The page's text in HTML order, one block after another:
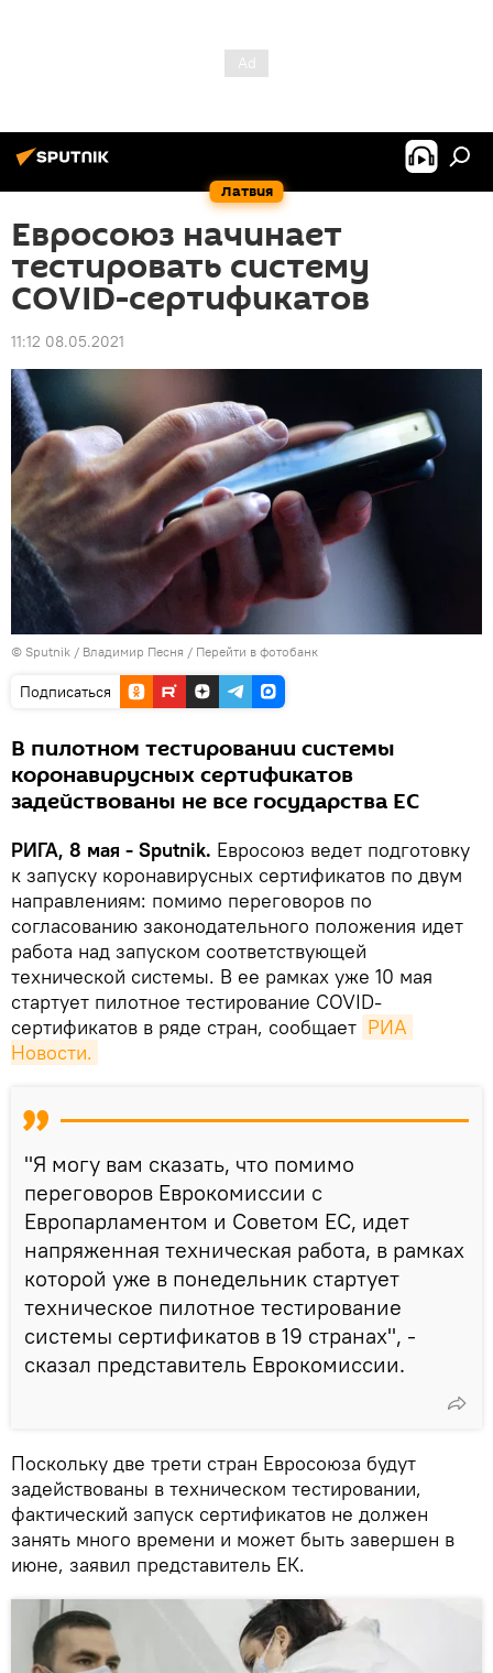
Латвия
Евросоюз начинает
тестировать систему
COVID-сертификатов
11:12 08.05.2021
© Sputnik / Владимир Песня / Перейти в фотобанк
Подписаться
В пилотном тестировании системы
коронавирусных сертификатов
задействованы не все государства ЕС
РИГА, 8 мая - Sputnik. Евросоюз ведет подготовку
к запуску коронавирусных сертификатов по двум
направлениям: помимо переговоров по
согласованию законодательного положения идет
работа над запуском соответствующей
технической системы. В ее рамках уже 10 мая
стартует пилотное тестирование COVID-
сертификатов в ряде стран, сообщает РИА
Новости.
"Я могу вам сказать, что помимо
переговоров Еврокомиссии с
Европарламентом и Советом ЕС, идет
напряженная техническая работа, в рамках
которой уже в понедельник стартует
техническое пилотное тестирование
системы сертификатов в 19 странах", -
сказал представитель Еврокомиссии.
Поскольку две трети стран Евросоюза будут
задействованы в техническом тестировании,
фактический запуск сертификатов не должен
занять много времени и может быть завершен в
июне, заявил представитель ЕК.